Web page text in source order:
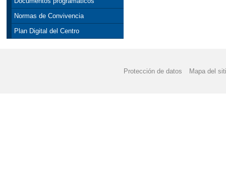
Normas de Convivencia
Plan Digital del Centro
Protección de datos Mapa del